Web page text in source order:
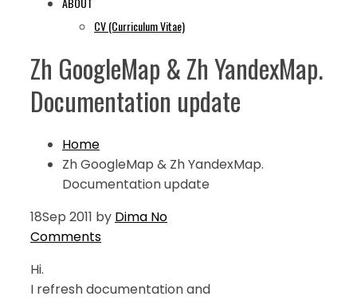
CV (Curriculum Vitae)
Zh GoogleMap & Zh YandexMap.
Documentation update
Home
Zh GoogleMap & Zh YandexMap.
Documentation update
18Sep 2011 by Dima No
Comments
Hi.
I refresh documentation and